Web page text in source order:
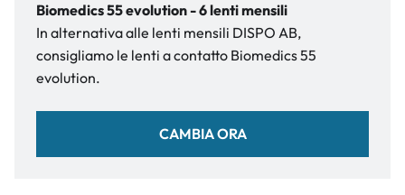
Biomedics 55 evolution - 6 lenti mensili
In alternativa alle lenti mensili DISPO AB,
consigliamo le lenti a contatto Biomedics 55
evolution.
CAMBIA ORA